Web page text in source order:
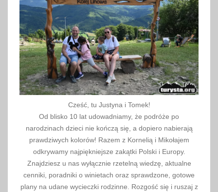
Cześć, tu Justyna i Tomek!
Od blisko 10 lat udowadniamy, że podróże po
narodzinach dzieci nie kończą się, a dopiero nabierają
prawdziwych kolorów! Razem z Kornelią i Mikołajem
odkrywamy najpiękniejsze zakątki Polski i Europy.
Znajdziesz u nas wyłącznie rzetelną wiedzę, aktualne
cenniki, poradniki o winietach oraz sprawdzone, gotowe
plany na udane wycieczki rodzinne. Rozgość się i ruszaj z